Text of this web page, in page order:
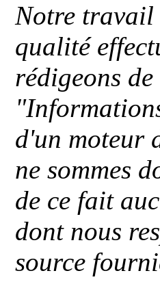
Notre travail
qualité
rédigeons
"
d'un moteur
ne sommes
de ce fait
dont nous
source